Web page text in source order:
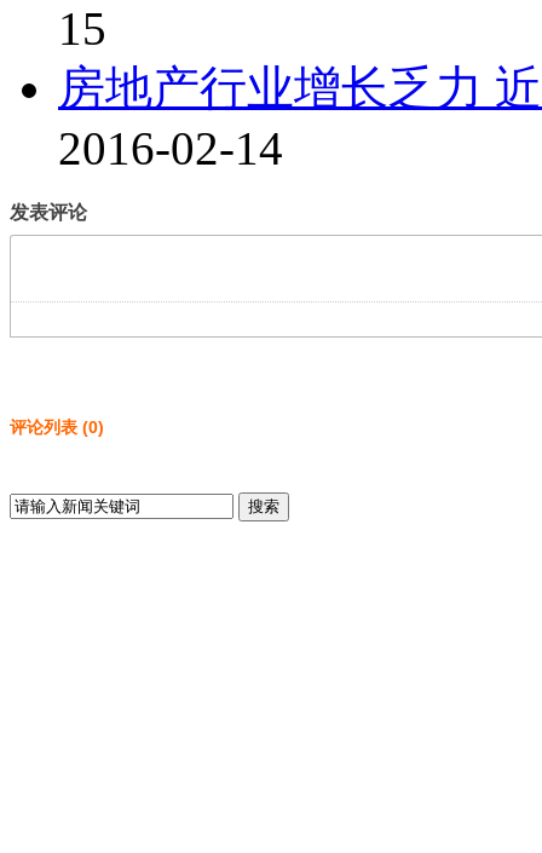
15
房地产行业增长乏力
2016-02-14
发表评论
评论列表 (0)